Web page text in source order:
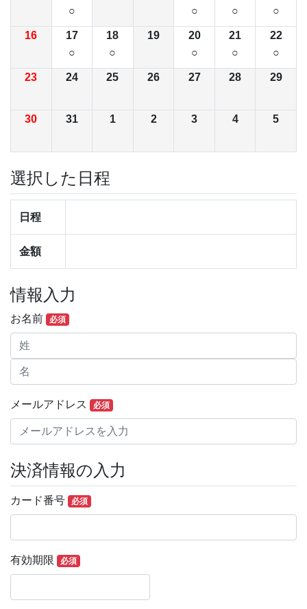
○
○
○
○
16
17
○
18
○
19
20
○
21
○
22
○
23 24 25 26 27 28 29
30 31 1 2 3 4 5
選択した日程
日程
金額
情報入力
お名前 必須
メールアドレス 必須
決済情報の入力
カード番号 必須
有効期限 必須